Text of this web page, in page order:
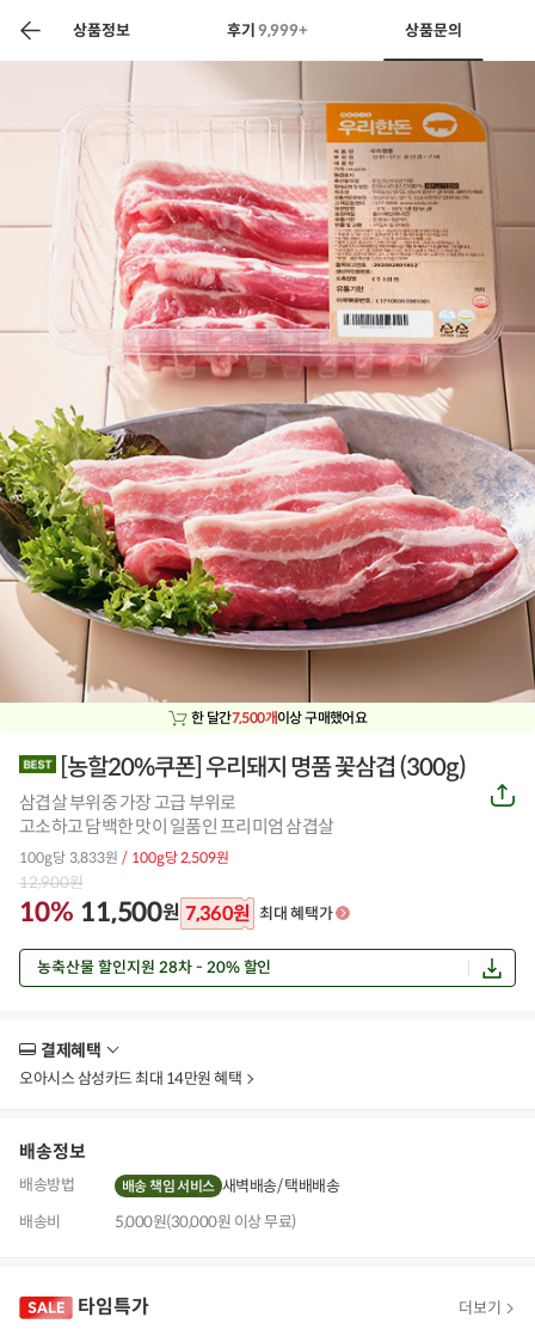
상품정보 후기 9,999+ 상품문의
농축산물할인 찬들마루 주문/배송 고객센터
한 달간7,500개이상 구매했어요
[농할20%쿠폰] 우리돼지 명품 꽃삼겹 (300g)
삼겹살 부위중 가장 고급 부위로
고소하고 담백한 맛이 일품인 프리미엄 삼겹살
100g당 3,833원 / 100g당 2,509원
12,900원
10% 11,500원 7,360원 최대 혜택가
농축산물 할인지원 28차 - 20% 할인
공
유
결제혜택
보
오아시스 삼성카드 최대 14만원 혜택
배송정보
배송방법 배송 책임 서비스 새벽배송 택배배송
배송비
5,000원(30,000원 이상 무료)
타임특가 더보기